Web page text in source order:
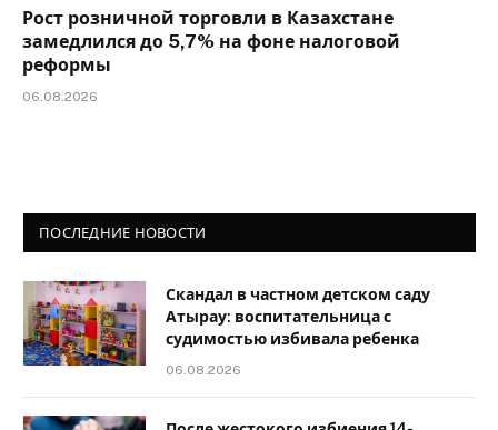
Рост розничной торговли в Казахстане
замедлился до 5,7% на фоне налоговой
реформы
06.08.2026
ПОСЛЕДНИЕ НОВОСТИ
Скандал в частном детском саду
Атырау: воспитательница с
судимостью избивала ребенка
06.08.2026